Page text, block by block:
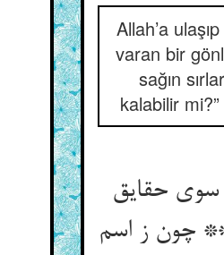
Allah’a
varan bir
sağın
kalabilir
سوی حقایق
چون ز اسم